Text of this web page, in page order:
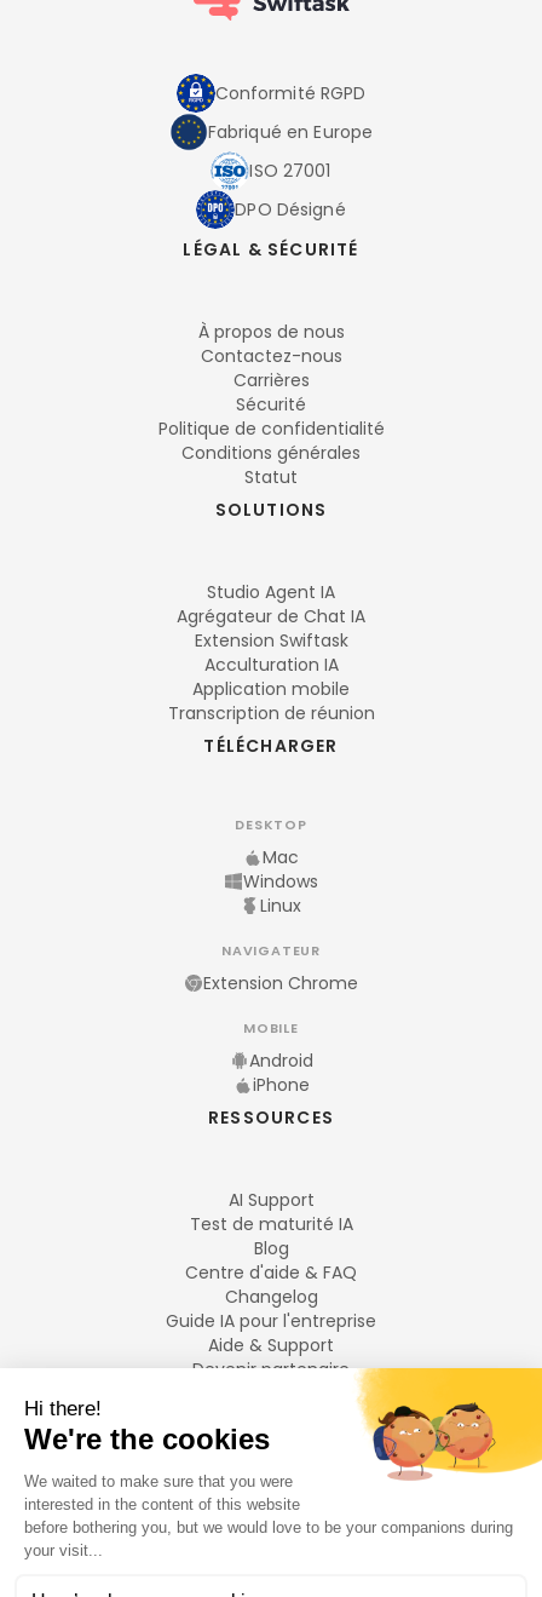
Conformité RGPD
Fabriqué en Europe
ISO 27001
DPO Désigné
LÉGAL & SÉCURITÉ
À propos de nous
Contactez-nous
Carrières
Sécurité
Politique de confidentialité
Conditions générales
Statut
SOLUTIONS
Studio Agent IA
Agrégateur de Chat IA
Extension Swiftask
Acculturation IA
Application mobile
Transcription de réunion
TÉLÉCHARGER
DESKTOP
Mac
Windows
Linux
NAVIGATEUR
Extension Chrome
MOBILE
Android
iPhone
RESSOURCES
AI Support
Test de maturité IA
Blog
Centre d'aide & FAQ
Changelog
Guide IA pour l'entreprise
Aide & Support
Devenir partenaire
LANGUES
Français
English